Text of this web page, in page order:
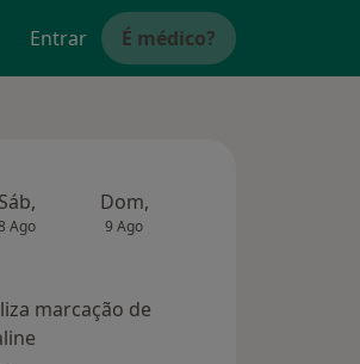
Entrar É médico?
Sáb,
Ago
Dom,
9 Ago
marcação de